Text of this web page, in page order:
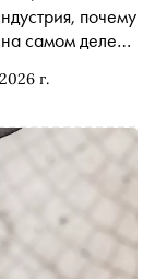
г.
почему
самом деле